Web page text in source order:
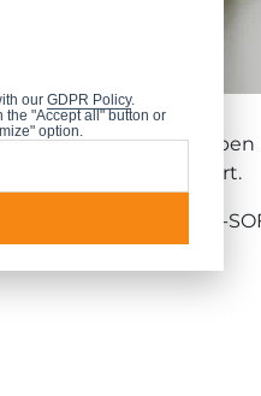
gehärtete
Dichtungen montiert.
MB-CAD und MB-
our GDPR Policy.
the "Accept all" button or
option.